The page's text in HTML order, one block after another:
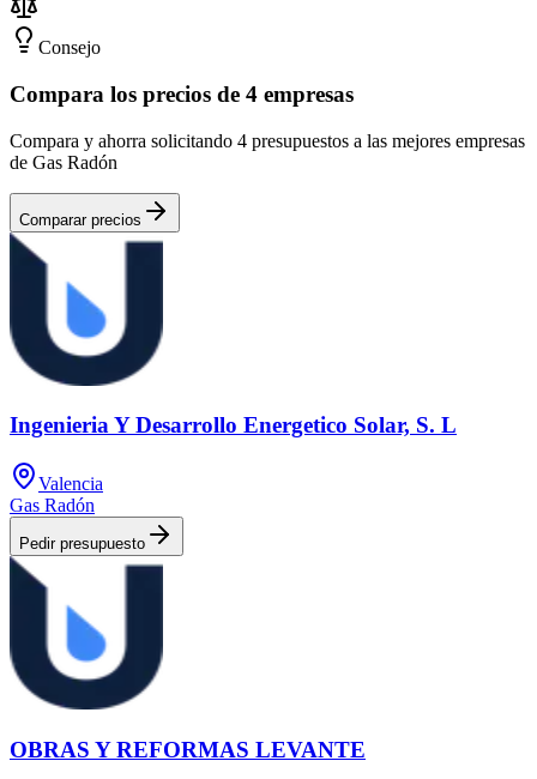
Consejo
Compara los precios de 4 empresas
Compara y ahorra solicitando 4 presupuestos a las mejores empresas
de Gas Radón
Comparar precios
Ingenieria Y Desarrollo Energetico Solar, S. L
Valencia
Gas Radón
Pedir presupuesto
OBRAS Y REFORMAS LEVANTE